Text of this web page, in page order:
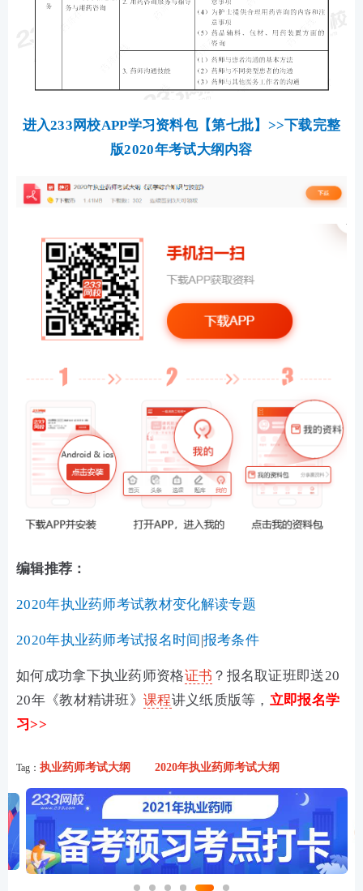
进入233网校APP学习资料包【第七批】>>下载完整
版2020年考试大纲内容
编辑推荐：
2020年执业药师考试教材变化解读专题
2020年执业药师考试报名时间|报考条件
如何成功拿下执业药师资格证书 ？报名取证班即送20
20年《教材精讲班》课程讲义纸质版等， 立即报名学
习>>
Tag： 执业药师考试大纲 2020年执业药师考试大纲